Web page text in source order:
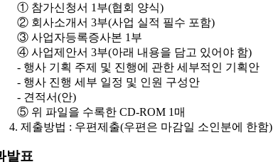
① 참가신청서 1 부(협회 양식)
② 회사소개서3부(사업 실적 필수 포함)
③사업자등록증사본 1 부
④사업제안서3부(아래 내용을 담고 있어야 함)
- 행사 기획 주제 및 진행에 관한 세부적인 기획안
- 행사 진행 세부 일정 및 인원 구성안
- 견적서(안)
⑤ 위 파일을 수록한CD-ROM 1 매
4. 제출방법 : 우편제출(우편은 마감일 소인분에 한함)
발표